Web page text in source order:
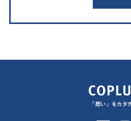
「想い」をカタ